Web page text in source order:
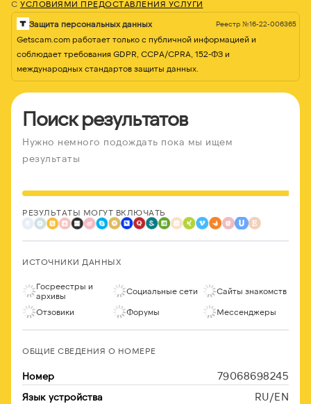
С УСЛОВИЯМИ ПРЕДОСТАВЛЕНИЯ УСЛУГИ
Защита персональных данных Реестр №16-22-006365
Getscam.com работает только с публичной информацией и
соблюдает требования GDPR, CCPA/CPRA, 152-ФЗ и
международных стандартов защиты данных.
Поиск результатов
Нужно немного подождать пока мы ищем
результаты
РЕЗУЛЬТАТЫ МОГУТ ВКЛЮЧАТЬ
ИСТОЧНИКИ ДАННЫХ
Госреестры и
архивы
Социальные сети Сайты знакомств
Отзовики Форумы Мессенджеры
ОБЩИЕ СВЕДЕНИЯ О НОМЕРЕ
Номер 79068698245
Язык устройства RU/EN